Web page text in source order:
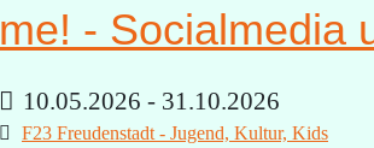
me! - Socialmedia
10.05.2026 - 31.10.2026
F23 Freudenstadt - Jugend, Kultur, Kids